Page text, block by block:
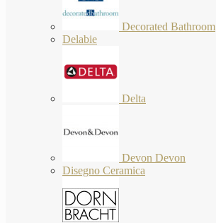
Decorated Bathroom
Delabie
Delta
Devon Devon
Disegno Ceramica